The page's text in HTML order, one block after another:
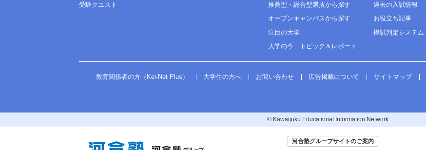
受験クエスト
推薦型・総合型選抜から探す
オープンキャンパスから探す
注目の大学
大学の今 トピック＆レポート
過去の入試情報
お役立ち記事
模試判定システム
教育関係者の方（Kei-Net Plus） 大学生の方へ お問い合わせ 広告掲載について サイトマップ
© Kawaijuku Educational Information Network
河合塾グループサイトのご案内